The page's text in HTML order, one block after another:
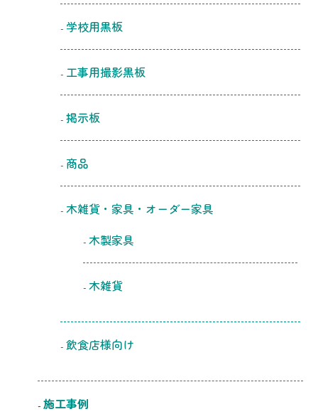
学校用黒板
工事用撮影黒板
掲示板
商品
木雑貨・家具・オーダー家具
木製家具
木雑貨
飲食店様向け
施工事例